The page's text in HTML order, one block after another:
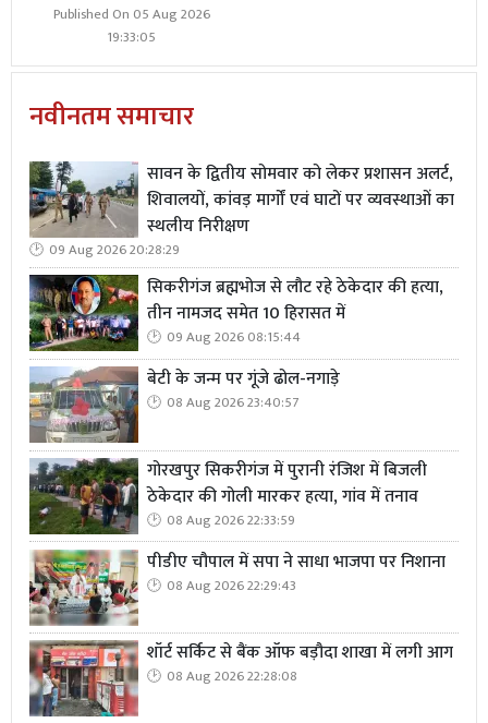
Published On 05 Aug 2026
19:33:05
नवीनतम समाचार
सावन के द्वितीय सोमवार को लेकर प्रशासन अलर्ट,
शिवालयों, कांवड़ मार्गों एवं घाटों पर व्यवस्थाओं का
स्थलीय निरीक्षण
09 Aug 2026 20:28:29
सिकरीगंज ब्रह्मभोज से लौट रहे ठेकेदार की हत्या,
तीन नामजद समेत 10 हिरासत में
09 Aug 2026 08:15:44
बेटी के जन्म पर गूंजे ढोल-नगाड़े
08 Aug 2026 23:40:57
गोरखपुर सिकरीगंज में पुरानी रंजिश में बिजली
ठेकेदार की गोली मारकर हत्या, गांव में तनाव
08 Aug 2026 22:33:59
पीडीए चौपाल में सपा ने साधा भाजपा पर निशाना
08 Aug 2026 22:29:43
शॉर्ट सर्किट से बैंक ऑफ बड़ौदा शाखा में लगी आग
08 Aug 2026 22:28:08